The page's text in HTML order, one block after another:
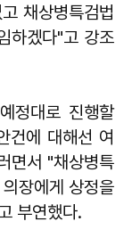
채상병특검법
하겠다"고 강조
정대로 진행할
건에 대해선 여
면서 "채상병특
장에게 상정을
부연했다.